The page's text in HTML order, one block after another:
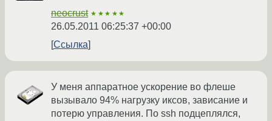
neocrust ★★★★★
26.05.2011 06:25:37 +00:00
Ссылка
У меня аппаратное ускорение во флеше
вызывало 94% нагрузку иксов, зависание и
потерю управления. По ssh подцеплялся,